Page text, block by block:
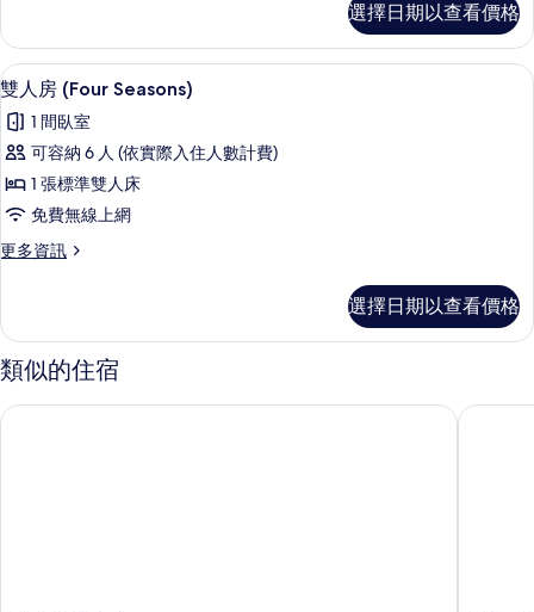
相
片
房
的
詳
選擇日期以查看價格
顯
示
雙
人
房
(Four
Seasons)
有
相
片
雙人房 (Four Seasons) | 書桌、遮光
5
雙人房 (Four Seasons)
1 間臥室
可容納 6 人 (依實際入住人數計費)
1 張標準雙人床
免費無線上網
更多資訊
更
房
(Four
Seasons)
詳
選擇日期以查看價格
類似的住宿
鄉村休閒農莊 朝聖行旅